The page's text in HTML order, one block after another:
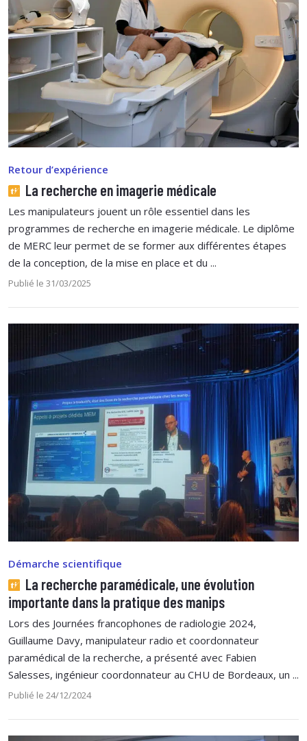
Retour d’expérience
La recherche en imagerie médicale
Les manipulateurs jouent un rôle essentiel dans les
programmes de recherche en imagerie médicale. Le diplôme
de MERC leur permet de se former aux différentes étapes
de la conception, de la mise en place et du ...
Publié le 31/03/2025
Démarche scientifique
La recherche paramédicale, une évolution
importante dans la pratique des manips
Lors des Journées francophones de radiologie 2024,
Guillaume Davy, manipulateur radio et coordonnateur
paramédical de la recherche, a présenté avec Fabien
Salesses, ingénieur coordonnateur au CHU de Bordeaux, un ...
Publié le 24/12/2024